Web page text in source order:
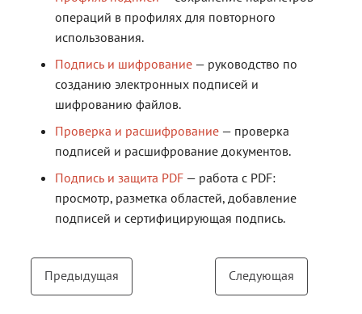
операций в профилях для повторного
использования.
Подпись и шифрование — руководство по
созданию электронных подписей и
шифрованию файлов.
Проверка и расшифрование — проверка
подписей и расшифрование документов.
Подпись и защита PDF — работа с PDF:
просмотр, разметка областей, добавление
подписей и сертифицирующая подпись.
Предыдущая Следующая